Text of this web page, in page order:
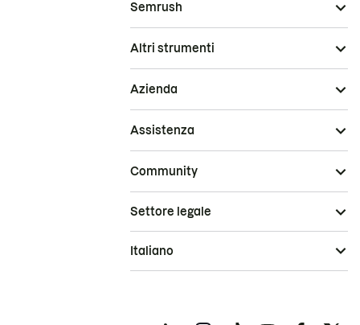
Semrush
Altri strumenti
Azienda
Assistenza
Community
Settore legale
Italiano